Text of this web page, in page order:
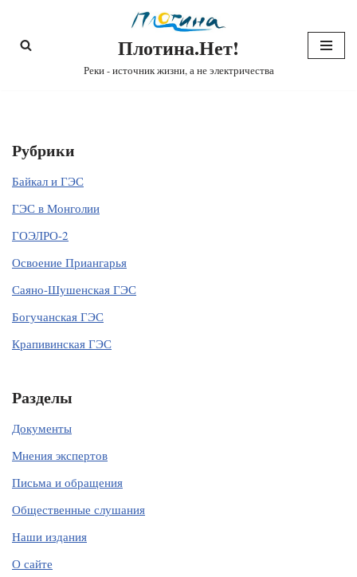
Перейти
Плотина.Нет!
Реки - источник жизни, а не электричества
Рубрики
Байкал и ГЭС
ГЭС в Монголии
ГОЭЛРО-2
Освоение Приангарья
Саяно-Шушенская ГЭС
Богучанская ГЭС
Крапивинская ГЭС
Разделы
Документы
Мнения экспертов
Письма и обращения
Общественные слушания
Наши издания
О сайте